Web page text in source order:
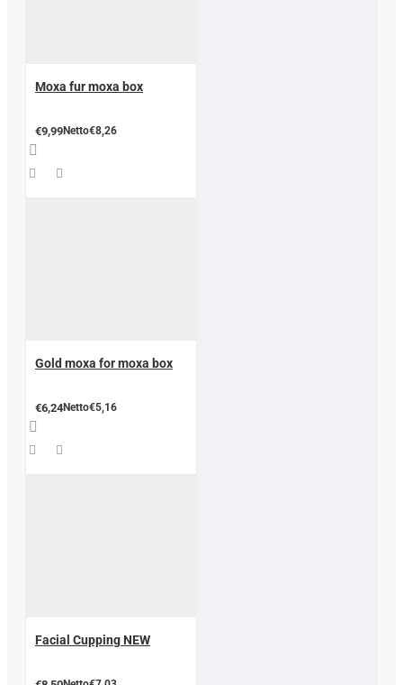
Moxa fur moxa box
€9,99Netto€8,26
Gold moxa for moxa box
€6,24Netto€5,16
Facial Cupping NEW